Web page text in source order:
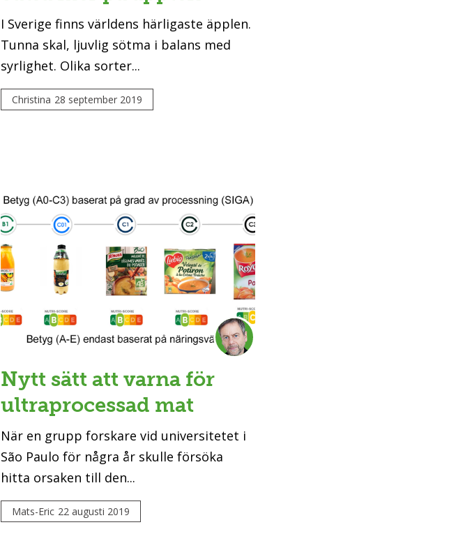
I Sverige finns världens härligaste äpplen.
Tunna skal, ljuvlig sötma i balans med
syrlighet. Olika sorter...
Christina 28 september 2019
Nytt sätt att varna för
ultraprocessad mat
När en grupp forskare vid universitetet i
São Paulo för några år skulle försöka
hitta orsaken till den...
Mats-Eric 22 augusti 2019